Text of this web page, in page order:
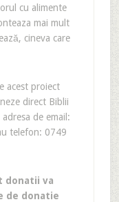
cu alimente
mai mult
cineva care
acest proiect
direct Biblii
de email:
telefon: 0749
donatii va
de donatie